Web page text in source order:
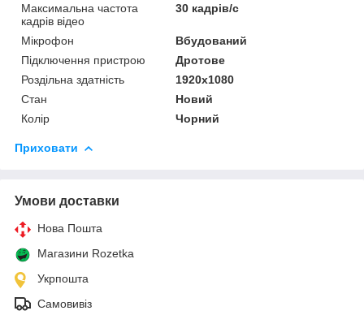
Максимальна частота
кадрів відео
30 кадрів/с
Мікрофон
Вбудований
Підключення пристрою
Дротове
Роздільна здатність
1920x1080
Стан
Новий
Колір
Чорний
Приховати
Умови доставки
Нова Пошта
Магазини Rozetka
Укрпошта
Самовивіз